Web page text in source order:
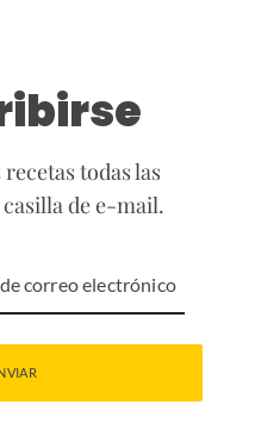
todas las
de e-mail.